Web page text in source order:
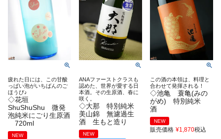
疲れた日には、この甘酸
っぱい泡がいちばんのご
ほうび♪
◇花垣
ShuShuShu 微発
泡純米にごり生原酒
720ml
NEW
ANAファーストクラスも
認めた、世界が愛する日
本酒。その生原酒、春に
咲く。
◇大那 特別純米
美山錦 無濾過生
酒 生もと造り
NEW
この酒の本領は、料理と
合わせて発揮される！
◇池亀 蓑亀(みの
がめ) 特別純米
酒
NEW
販売価格 ¥1,870税込